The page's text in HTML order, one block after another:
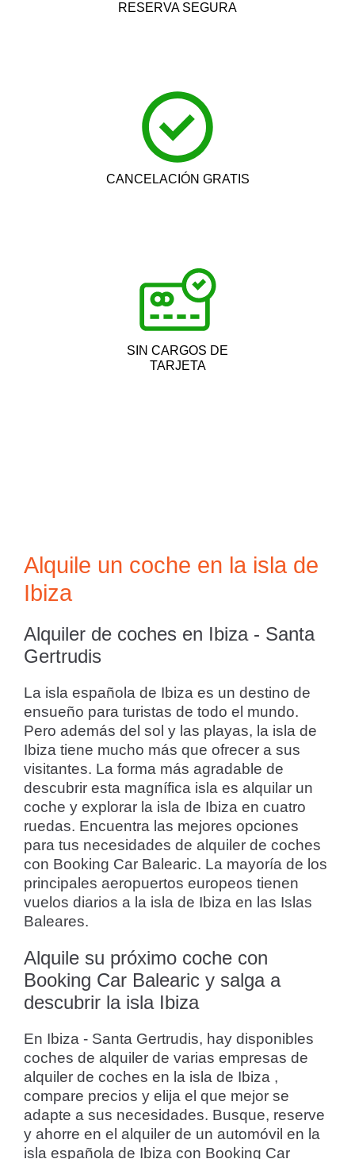
RESERVA SEGURA
CANCELACIÓN GRATIS
SIN CARGOS DE
TARJETA
Alquile un coche en la isla de
Ibiza
Alquiler de coches en Ibiza - Santa
Gertrudis
La isla española de Ibiza es un destino de
ensueño para turistas de todo el mundo.
Pero además del sol y las playas, la isla de
Ibiza tiene mucho más que ofrecer a sus
visitantes. La forma más agradable de
descubrir esta magnífica isla es alquilar un
coche y explorar la isla de Ibiza en cuatro
ruedas. Encuentra las mejores opciones
para tus necesidades de alquiler de coches
con Booking Car Balearic. La mayoría de los
principales aeropuertos europeos tienen
vuelos diarios a la isla de Ibiza en las Islas
Baleares.
Alquile su próximo coche con
Booking Car Balearic y salga a
descubrir la isla Ibiza
En Ibiza - Santa Gertrudis, hay disponibles
coches de alquiler de varias empresas de
alquiler de coches en la isla de Ibiza ,
compare precios y elija el que mejor se
adapte a sus necesidades. Busque, reserve
y ahorre en el alquiler de un automóvil en la
isla española de Ibiza con Booking Car